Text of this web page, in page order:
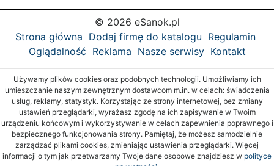
© 2026 eSanok.pl
Strona główna Dodaj firmę do katalogu Regulamin
Oglądalność Reklama Nasze serwisy Kontakt
Używamy plików cookies oraz podobnych technologii. Umożliwiamy ich
umieszczanie naszym zewnętrznym dostawcom m.in. w celach: świadczenia
usług, reklamy, statystyk. Korzystając ze strony internetowej, bez zmiany
ustawień przeglądarki, wyrażasz zgodę na ich zapisywanie w Twoim
urządzeniu końcowym i wykorzystywanie w celach zapewnienia poprawnego i
bezpiecznego funkcjonowania strony. Pamiętaj, że możesz samodzielnie
zarządzać plikami cookies, zmieniając ustawienia przeglądarki. Więcej
informacji o tym jak przetwarzamy Twoje dane osobowe znajdziesz w polityce